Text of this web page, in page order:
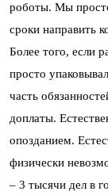
роботы. Мы
сроки направить
Более того, если
просто
часть
доплаты.
опозданием.
физически
– 3 тысячи дел в